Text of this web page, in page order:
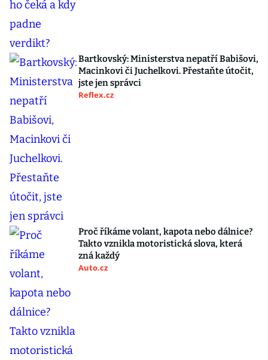
Bartkovský: Ministerstva nepatří Babišovi,
Macinkovi či Juchelkovi. Přestaňte útočit,
jste jen správci
Reflex.cz
Proč říkáme volant, kapota nebo dálnice?
Takto vznikla motoristická slova, která
zná každý
Auto.cz